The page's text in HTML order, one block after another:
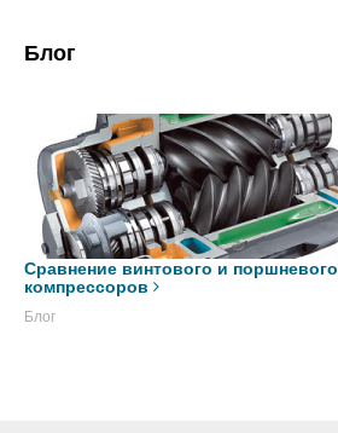
Блог
Сравнение винтового и поршневого
компрессоров
Блог